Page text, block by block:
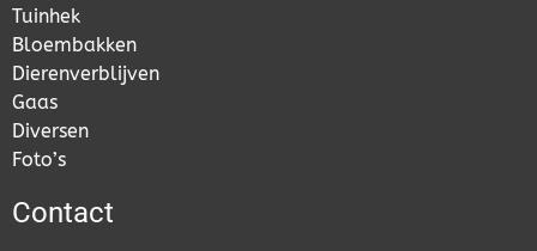
Tuinhek
Bloembakken
Dierenverblijven
Gaas
Diversen
Foto’s
Contact